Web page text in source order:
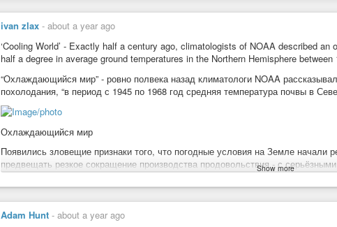
ivan zlax - about a year ago
‘Cooling World’ - Exactly half a century ago, climatologists of NOAA described an
half a degree in average ground temperatures in the Northern Hemisphere between
“Охлаждающийся мир” - ровно полвека назад климатологи NOAA
похолодания, “в период с 1945 по 1968 год средняя температура почвы в
Охлаждающийся мир
Появились зловещие признаки того, что погодные условия на Земле начали
предвещать резкое сокращение производства продовольствия - с
всех стран на Земле. Падение производства продовольствия может
В числе регионов, которым суждено ощутить на себе его влияние, -
также ряд самостоятельных тропических районов - части Индии, Пакистана,
вегетационный период зависит от дождей, приносимых муссоном.
Show more
Adam Hunt - about a year ago